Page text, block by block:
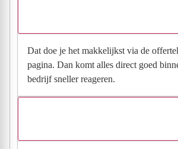
Dat doe je het makkelijkst via de
pagina. Dan komt alles direct goed
bedrijf sneller reageren.